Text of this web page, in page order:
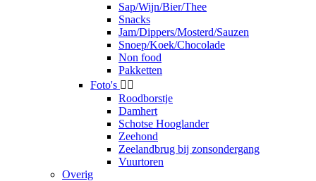
Sap/Wijn/Bier/Thee
Snacks
Jam/Dippers/Mosterd/Sauzen
Snoep/Koek/Chocolade
Non food
Pakketten
Foto's  
Roodborstje
Damhert
Schotse Hooglander
Zeehond
Zeelandbrug bij zonsondergang
Vuurtoren
Overig